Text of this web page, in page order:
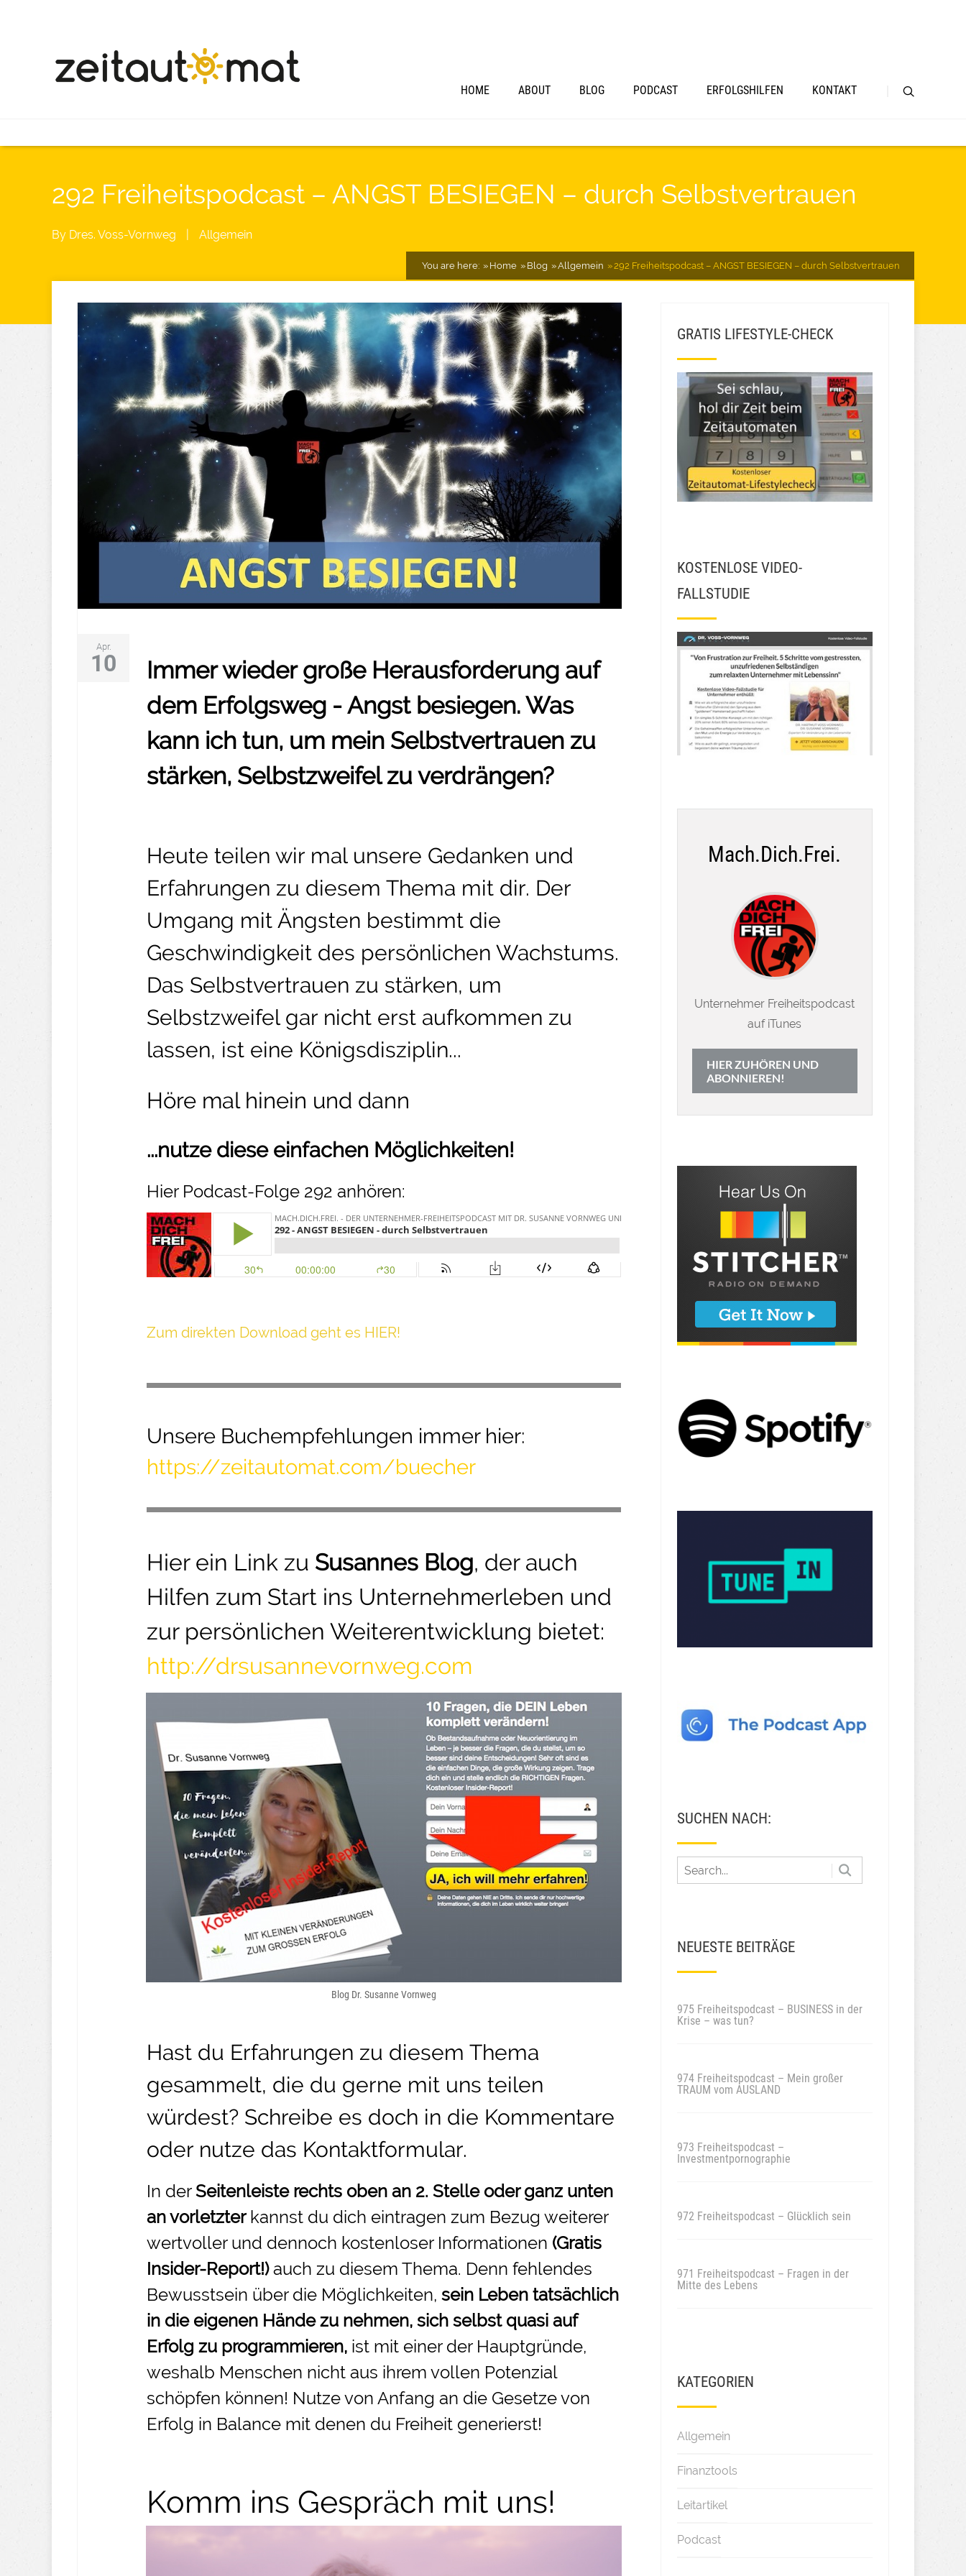
HOME ABOUT BLOG PODCAST ERFOLGSHILFEN KONTAKT
292 Freiheitspodcast – ANGST BESIEGEN – durch Selbstvertrauen
By Dres. Voss-Vornweg Allgemein
You are here: Home Blog Allgemein 292 Freiheitspodcast – ANGST BESIEGEN – durch Selbstvertrauen
Apr.
10
Immer wieder große Herausforderung auf
dem Erfolgsweg - Angst besiegen. Was
kann ich tun, um mein Selbstvertrauen zu
stärken, Selbstzweifel zu verdrängen?
Heute teilen wir mal unsere Gedanken und
Erfahrungen zu diesem Thema mit dir. Der
Umgang mit Ängsten bestimmt die
Geschwindigkeit des persönlichen Wachstums.
Das Selbstvertrauen zu stärken, um
Selbstzweifel gar nicht erst aufkommen zu
lassen, ist eine Königsdisziplin...
Höre mal hinein und dann
...nutze diese einfachen Möglichkeiten!
Hier Podcast-Folge 292 anhören:
Z um direkte n Download geh t es HIER!
Unsere Buchempfehlungen immer hier:
https://zeitautomat.com/buecher
Hier ein Link zu Susannes Blog, der auch
Hilfen zum Start ins Unternehmerleben und
zur persönlichen Weiterentwicklung bietet:
http://drsusannevornweg.com
Blog Dr. Susanne Vornweg
Hast du Erfahrungen zu diesem Thema
gesammelt, die du gerne mit uns teilen
würdest? Schreibe es doch in die Kommentare
oder nutze das Kontaktformular.
In derSeitenleiste rechts oben an 2. Stelle oder ganz unten
an vorletzter kannst du dich eintragen zum Bezug weiterer
wertvoller und dennoch kostenloser Informationen (Gratis
Insider-Report!)auch zu diesem Thema. Denn fehlendes
Bewusstsein über die Möglichkeiten, sein Leben tatsächlich
in die eigenen Hände zu nehmen, sich selbst quasi auf
Erfolg zu programmieren, ist mit einer der Hauptgründe,
weshalb Menschen nicht aus ihrem vollen Potenzial
schöpfen können! Nutze von Anfang an die Gesetze von
Erfolg in Balance mit denen du Freiheit generierst!
Komm ins Gespräch mit uns!
GRATIS LIFESTYLE-CHECK
KOSTENLOSE VIDEO-
FALLSTUDIE
Mach.Dich.Frei.
Unternehmer Freiheitspodcast
auf iTunes
HIER ZUHÖREN UND
ABONNIEREN!
SUCHEN NACH:
NEUESTE BEITRÄGE
975 Freiheitspodcast – BUSINESS in der
Krise – was tun?
974 Freiheitspodcast – Mein großer
TRAUM vom AUSLAND
973 Freiheitspodcast –
Investmentpornographie
972 Freiheitspodcast – Glücklich sein
971 Freiheitspodcast – Fragen in der
Mitte des Lebens
KATEGORIEN
Allgemein
Finanztools
Leitartikel
Podcast